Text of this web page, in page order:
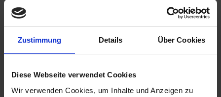
Zustimmung Details Über Cookies
Diese Webseite verwendet Cookies
Wir verwenden Cookies, um Inhalte und Anzeigen zu
€39.95
Ready to ship today, Delivery time appr. 2-4 workdays within
Germany